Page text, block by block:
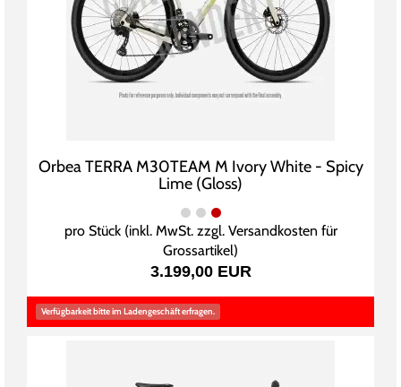
Orbea TERRA M30TEAM M Ivory White - Spicy
Lime (Gloss)
pro Stück (inkl. MwSt. zzgl. Versandkosten für
Grossartikel)
3.199,00 EUR
Verfügbarkeit bitte im Ladengeschäft erfragen.